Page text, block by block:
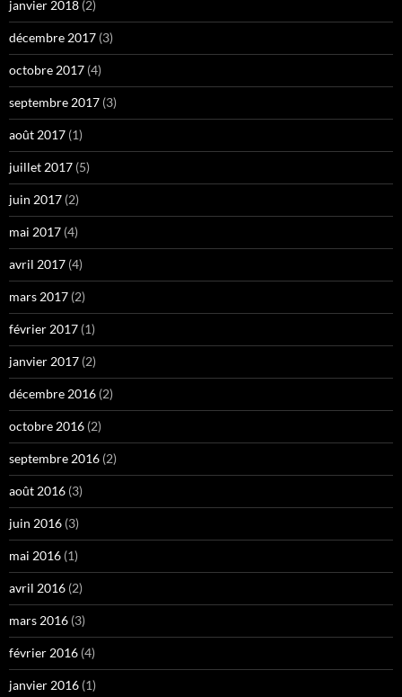
janvier 2018 (2)
décembre 2017 (3)
octobre 2017 (4)
septembre 2017 (3)
août 2017 (1)
juillet 2017 (5)
juin 2017 (2)
mai 2017 (4)
avril 2017 (4)
mars 2017 (2)
février 2017 (1)
janvier 2017 (2)
décembre 2016 (2)
octobre 2016 (2)
septembre 2016 (2)
août 2016 (3)
juin 2016 (3)
mai 2016 (1)
avril 2016 (2)
mars 2016 (3)
février 2016 (4)
janvier 2016 (1)